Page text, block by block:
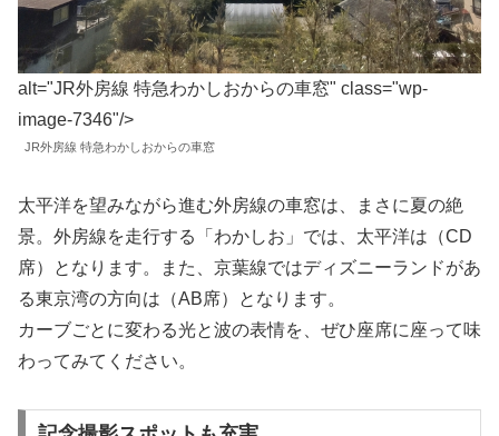
alt="JR外房線 特急わかしおからの車窓" class="wp-
image-7346"/>
JR外房線 特急わかしおからの車窓
太平洋を望みながら進む外房線の車窓は、まさに夏の絶
景。外房線を走行する「わかしお」では、太平洋は（CD
席）となります。また、京葉線ではディズニーランドがあ
る東京湾の方向は（AB席）となります。
カーブごとに変わる光と波の表情を、ぜひ座席に座って味
わってみてください。